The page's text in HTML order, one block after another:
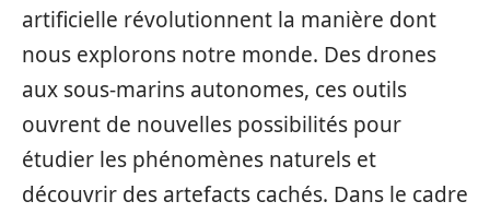
artificielle révolutionnent la manière dont
nous explorons notre monde. Des drones
aux sous-marins autonomes, ces outils
ouvrent de nouvelles possibilités pour
étudier les phénomènes naturels et
découvrir des artefacts cachés. Dans le cadre